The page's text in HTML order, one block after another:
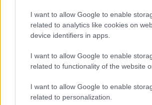
I want to allow Google to enable
related to analytics like cookies on
device identifiers in apps.
I want to allow Google to enable
related to functionality of the website
I want to allow Google to enable
related to personalization.
Carate diamant: 0.70 ct (central)/
Carataj aur: 18K
7. Inel de logodna cu
Furnizor: Bijuterii La
Model: LRY186
Colectia: Diamonds La